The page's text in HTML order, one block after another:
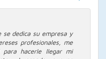
se dedica su empresa y
profesionales, me
hacerle llegar mi